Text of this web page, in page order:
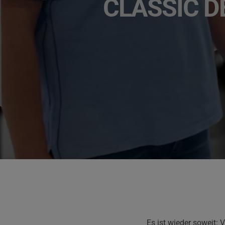
CLASSIC
Es ist wieder soweit: